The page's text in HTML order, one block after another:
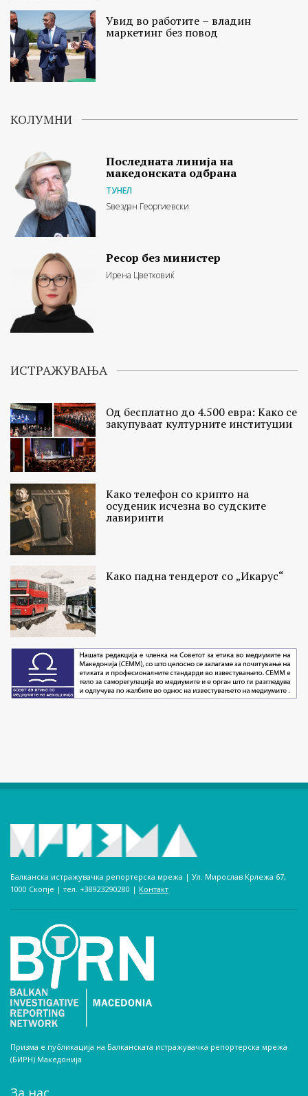
Увид во работите – владин
маркетинг без повод
КОЛУМНИ
Последната линија на
македонската одбрана
ТУНЕЛ
Ѕвездан Георгиевски
Ресор без министер
Ирена Цветковиќ
ИСТРАЖУВАЊА
Од бесплатно до 4.500 евра: Како се
закупуваат културните институции
Како телефон со крипто на
осуденик исчезна во судските
лавиринти
Како падна тендерот со „Икарус“
Балканска истражувачка репортерска мрежа | Ул. Мирослав Крлежа 67,
1000 Скопје | тел. +38923290280­ | Контакт
Призма е публикација на Балканската истражувачка репортерска мрежа
(БИРН) Македонија
За нас